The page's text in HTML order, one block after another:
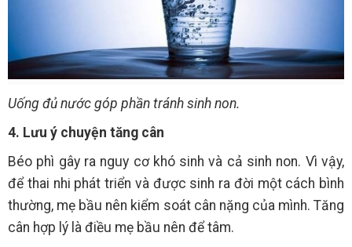
Uống đủ nước góp phần tránh sinh non.
4. Lưu ý chuyện tăng cân
Béo phì gây ra nguy cơ khó sinh và cả sinh non. Vì vậy,
để thai nhi phát triển và được sinh ra đời một cách bình
thường, mẹ bầu nên kiểm soát cân nặng của mình. Tăng
cân hợp lý là điều mẹ bầu nên để tâm.